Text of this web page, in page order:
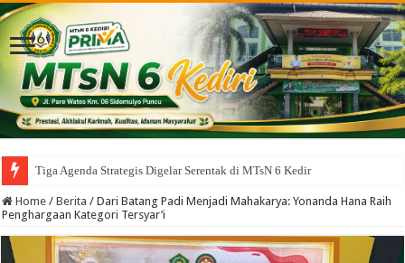
Tiga Agenda Strategis Digelar Serentak di MTsN 6 Kediri, Perkuat
Home / Berita / Dari Batang Padi Menjadi Mahakarya: Yonanda Hana Raih
Penghargaan Kategori Tersyar’i